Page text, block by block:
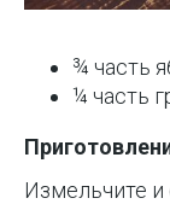
¾ часть
¼ часть
Измельчите